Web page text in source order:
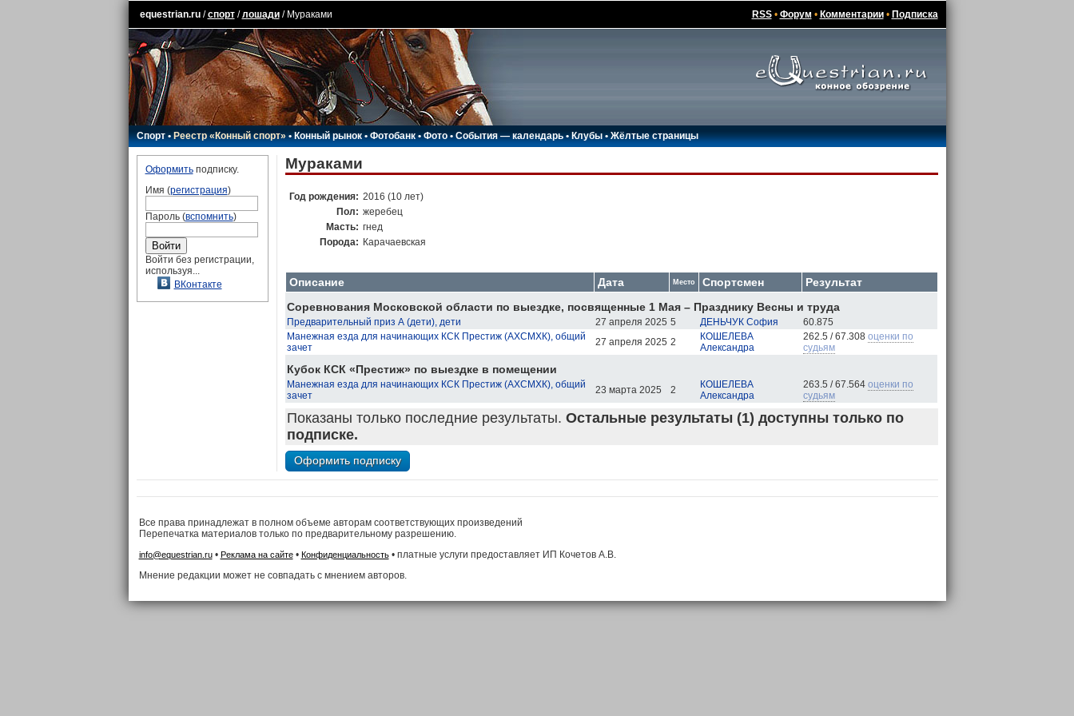
equestrian.ru/спорт/лошади/ Мураками RSS• Форум • Комментарии• Подписка
Спорт•Реестр «Конный спорт»•Конный рынок•Фотобанк •Фото•События — календарь•Клубы •Жёлтые страницы
Оформитьподписку.
Имя (регистрация)
Пароль (вспомнить)
Войти без регистрации,
используя...
ВКонтакте
Мураками
Год рождения: 2016 (10 лет)
Пол: жеребец
Масть: гнед
Порода: Карачаевская
Описание Дата Место Спортсмен
Результат
Соревнования Московской области по выездке, посвященные 1 Мая – Празднику Весны и труда
Предварительный приз А (дети), дети 27 апреля 2025 5 ДЕНЬЧУК София
60.875
Манежная езда для начинающих КСК Престиж (АХСМХК), общий
зачет
27 апреля 2025 2
КОШЕЛЕВА
Александра
262.5 / 67.308 оценки по
судьям
Кубок КСК «Престиж» по выездке в помещении
Манежная езда для начинающих КСК Престиж (АХСМХК), общий
зачет
23 марта 2025 2
КОШЕЛЕВА
Александра
263.5 / 67.564 оценки по
судьям
Показаны только последние результаты. Остальные результаты (1) доступны только по
подписке.
Все права принадлежат в полном объеме авторам соответствующих произведений
Перепечатка материалов только по предварительному разрешению.
info@equestrian.ru• Реклама на сайте• Конфиденциальность• платные услуги предоставляет ИП Кочетов А.В.
Мнение редакции может не совпадать с мнением авторов.